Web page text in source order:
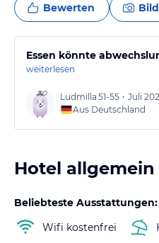
Bewerten
Essen könnte
weiterlesen
Ludmilla 51-55 • Juli
Aus Deutschland
Hotel allgemein
Beliebteste Ausstattungen:
Wifi kostenfrei